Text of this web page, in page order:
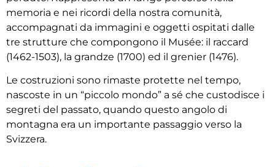
memoria e nei ricordi della nostra comunità,
accompagnati da immagini e oggetti ospitati dalle
tre strutture che compongono il Musée: il raccard
(1462-1503), la grandze (1700) ed il grenier (1476).
Le costruzioni sono rimaste protette nel tempo,
nascoste in un “piccolo mondo” a sé che custodisce i
segreti del passato, quando questo angolo di
montagna era un importante passaggio verso la
Svizzera.